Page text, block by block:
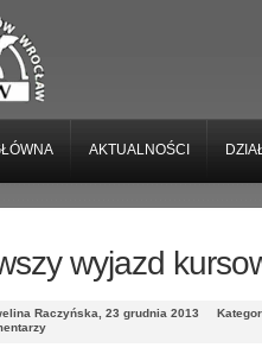
AKTUALNOŚCI
wyjazd
Raczyńska, 23 grudnia 2013